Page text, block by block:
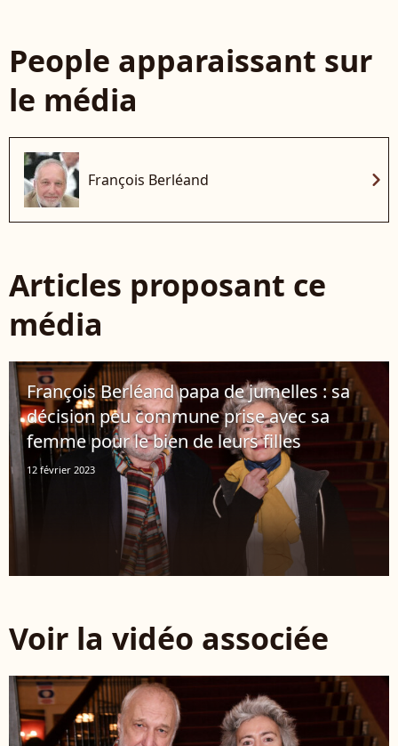
People apparaissant sur
le média
François Berléand chevron_right
Articles proposant ce
média
François Berléand papa de jumelles : sa
décision peu commune prise avec sa
femme pour le bien de leurs filles
12 février 2023
Voir la vidéo associée